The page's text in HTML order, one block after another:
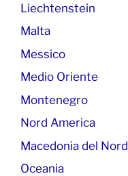
Liechtenstein
Malta
Messico
Medio Oriente
Montenegro
Nord America
Macedonia del Nord
Oceania